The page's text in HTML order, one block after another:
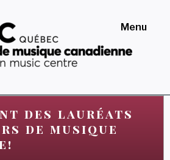
au Québec
Menu
des lauréats
de musique